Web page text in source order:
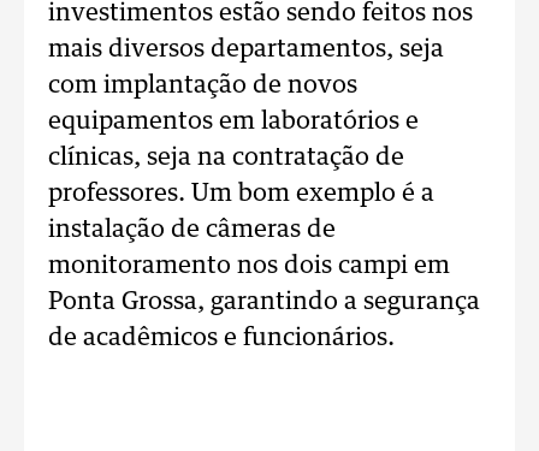
investimentos estão sendo feitos nos
mais diversos departamentos, seja
com implantação de novos
equipamentos em laboratórios e
clínicas, seja na contratação de
professores. Um bom exemplo é a
instalação de câmeras de
monitoramento nos dois campi em
Ponta Grossa, garantindo a segurança
de acadêmicos e funcionários.